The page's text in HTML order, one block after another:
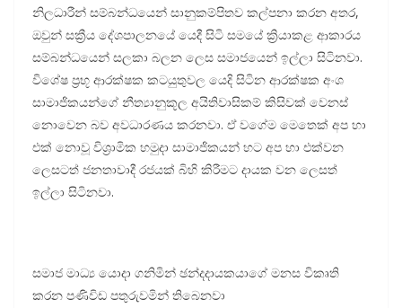
නිලධාරීන් සම්බන්ධයෙන් සානුකම්පිතව කල්පනා කරන අතර,
ඔවුන් සක්‍රීය දේශපාලනයේ යෙදී සිටි සමයේ ක්‍රියාකළ ආකාරය
සම්බන්ධයෙන් සලකා බලන ලෙස සමාජයෙන් ඉල්ලා සිටිනවා.
විශේෂ ප්‍රභූ ආරක්ෂක කටයුතුවල යෙදි සිටින ආරක්ෂක අංශ
සාමාජිකයන්ගේ නීත්‍යානුකූල අයිතිවාසිකම් කිසිවක් වෙනස්
නොවෙන බව අවධාරණය කරනවා. ඒ වගේම මෙතෙක් අප හා
එක් නොවූ විශ්‍රාමික හමුදා සාමාජිකයන් හට අප හා එක්වන
ලෙසටත් ජනතාවාදී රජයක් බිහි කිරීමට දායක වන ලෙසත්
ඉල්ලා සිටිනවා.
සමාජ මාධ්‍ය යොදා ගනිමින් ඡන්දදායකයාගේ මනස විකෘති
කරන පණිවිඩ පතුරුවමින් තිබෙනවා